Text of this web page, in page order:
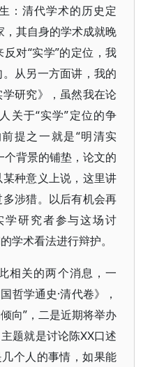
：清代学术的历史定
，其自身的学术成就晚
对“实学”的定位，我
从另一方面讲，我的
研究》，虽然我在论
关于“实学”定位的争
提之一就是“明清实
个背景的铺垫，论文的
种意义上说，这里讲
涉猎。以后有机会再
研究者参与这场讨
学术看法进行辩护。
相关的两个消息，一
哲学通史·清代卷》，
向”，二是近期将举办
题就是讨论陈ⅩⅩ口述
个人的事情，如果能